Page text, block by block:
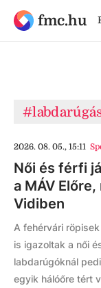
fmc.hu
2026. 08. 05., 15:11
Női és férfi
a MÁV
Vidiben
A fehérvári
is igazoltak a női
labdarúgóknál
egyik hálóőre tért